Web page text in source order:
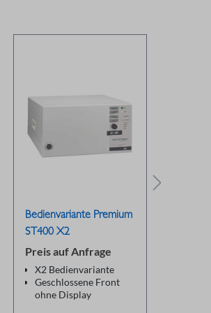
Bedienvariante Premium
ST400 X2
Preis auf Anfrage
X2 Bedienvariante
Geschlossene Front
ohne Display